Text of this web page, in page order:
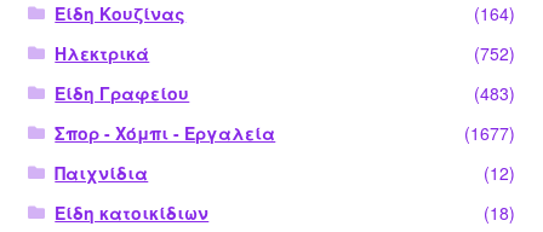
Είδη Κουζίνας
(164)
Ηλεκτρικά
(752)
Είδη Γραφείου
(483)
Σπορ - Χόμπι - Εργαλεία
(1677)
Παιχνίδια
(12)
Είδη κατοικίδιων
(18)